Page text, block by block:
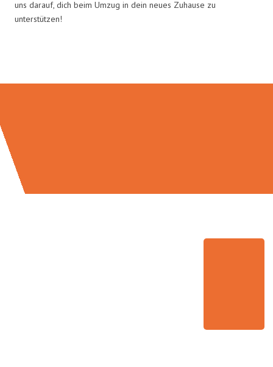
uns darauf, dich beim Umzug in dein neues Zuhause zu
unterstützen!